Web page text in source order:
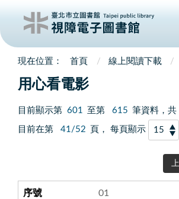
首頁 線上閱讀下載
用心看電影
目前顯示第 601 至第 615 筆資料，共
目前在第 41/52 頁， 每頁顯示
01